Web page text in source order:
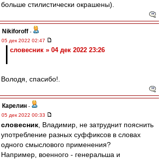
больше стилистически окрашены).
Nikiforoff -
05 дек 2022 02:47
словесник » 04 дек 2022 23:26
Володя, спасибо!.
Карелин -
05 дек 2022 00:33
словесник , Владимир, не затруднит пояснить
употребление разных суффиксов в словах
одного смыслового применения?
Например, военного - генеральша и